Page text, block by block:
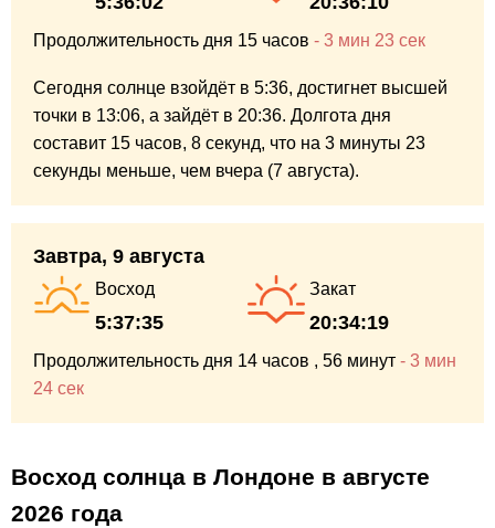
Продолжительность дня 15 часов - 3 мин 23 сек
Сегодня солнце взойдёт в 5:36, достигнет высшей
точки в 13:06, а зайдёт в 20:36. Долгота дня
составит 15 часов, 8 секунд, что на 3 минуты 23
секунды меньше, чем вчера (7 августа).
Завтра, 9 августа
Восход
5:37:35
Закат
20:34:19
Продолжительность дня 14 часов , 56 минут - 3 мин
24 сек
Восход солнца в Лондоне в августе
2026 года